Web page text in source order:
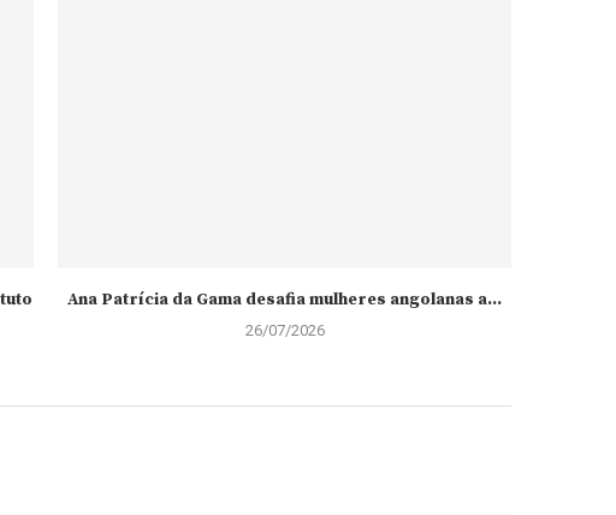
Ana Patrícia da Gama desafia mulheres angolanas a...
26/07/2026